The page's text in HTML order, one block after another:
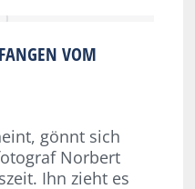
VOM
gönnt sich
Norbert
Ihn zieht es